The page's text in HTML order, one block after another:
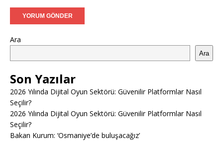
Ara
Ara
Son Yazılar
2026 Yılında Dijital Oyun Sektörü: Güvenilir Platformlar Nasıl
Seçilir?
2026 Yılında Dijital Oyun Sektörü: Güvenilir Platformlar Nasıl
Seçilir?
Bakan Kurum: ‘Osmaniye’de buluşacağız’